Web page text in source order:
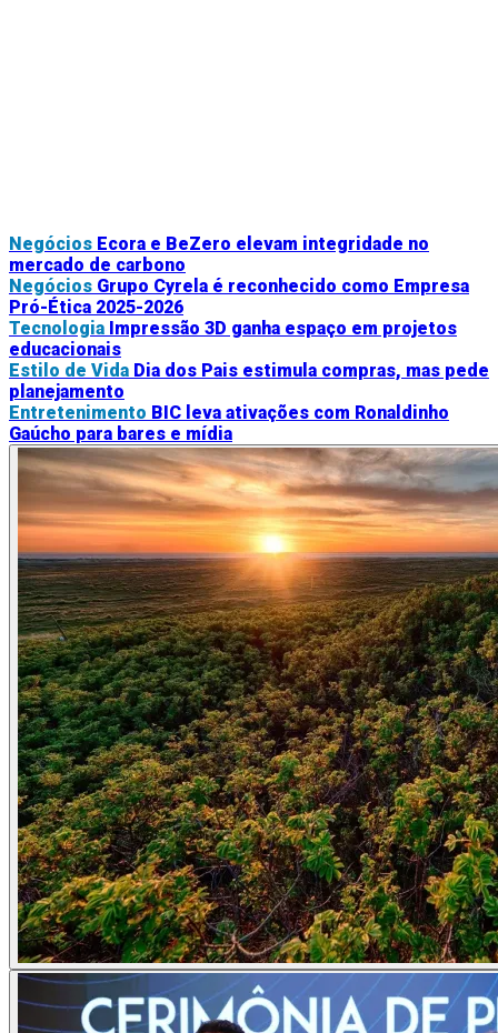
Negócios Ecora e BeZero elevam integridade no
mercado de carbono
Negócios Grupo Cyrela é reconhecido como Empresa
Pró-Ética 2025-2026
Tecnologia Impressão 3D ganha espaço em projetos
educacionais
Estilo de Vida Dia dos Pais estimula compras, mas pede
planejamento
Entretenimento BIC leva ativações com Ronaldinho
Gaúcho para bares e mídia